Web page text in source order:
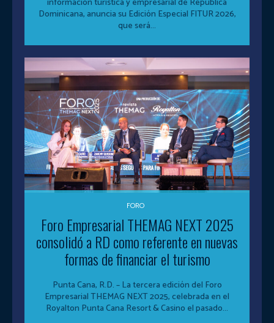
Dominicana, anuncia su Edición Especial FITUR 2026,
que será...
FORO
Foro Empresarial THEMAG NEXT 2025
consolidó a RD como referente en nuevas
formas de financiar el turismo
Punta Cana, R.D. – La tercera edición del Foro
Empresarial THEMAG NEXT 2025, celebrada en el
Royalton Punta Cana Resort & Casino el pasado...